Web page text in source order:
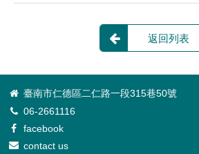
返回列表
臺南市仁德區二仁路一段315巷50號
06-2661116
facebook
contact us